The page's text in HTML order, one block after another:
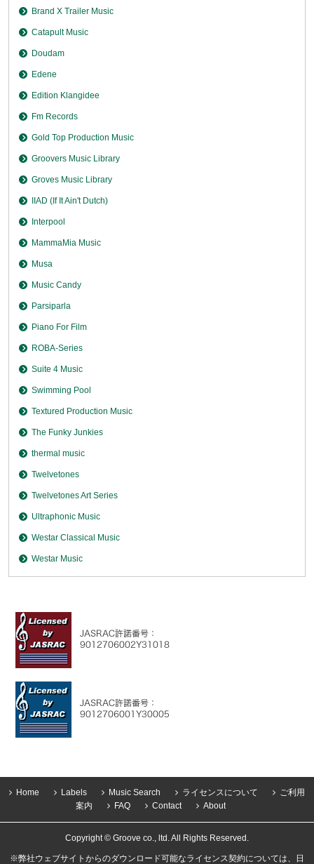
Brand X Trailer Music
Catapult Music
Doudam
Edene
Edition Klangidee
Fm Records
Gold Top Production Music
Groovers Music Library
Groves Music Library
IIAD (If It Ain't Dutch)
Interpool
MammaMia Music
Musa
Music Candy
Parsiparla
Piano For Film
ROBA-Series
Suite 4 Music
Swimming Pool
Textured Production Music
The Funky Junkies
thermal music
Twelvetones
Twelvetones Art Series
Ultraphonic Music
Westar Classical Music
Westar Music
Home Labels Music Search ライセンスについて
ご利用
案内
FAQ Contact About
Copyright © Groove co., ltd. All Rights Reserved.
※弊社ウェブサイトからのダウンロード可能なライセンス契約については、日